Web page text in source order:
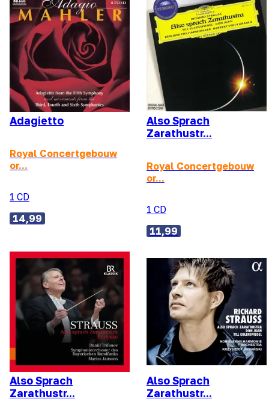
Adagietto
Royal Concertgebouw
or...
1 CD
14,99
Also Sprach
Zarathustr...
Royal Concertgebouw
or...
1 CD
11,99
Also Sprach
Zarathustr...
Also Sprach
Zarathustr...